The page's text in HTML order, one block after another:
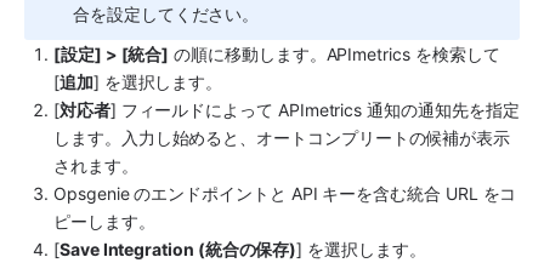
合を設定してください。
[設定] > [統合] の順に移動します。 APImetrics を検索して
[追加] を選択します。
[対応者] フィールドによって APImetrics 通知の通知先を指定
します。入力し始めると、オートコンプリートの候補が表示
されます。
Opsgenie のエンドポイントと API キーを含む統合 URL をコ
ピーします。
[Save Integration (統合の保存)] を選択します。